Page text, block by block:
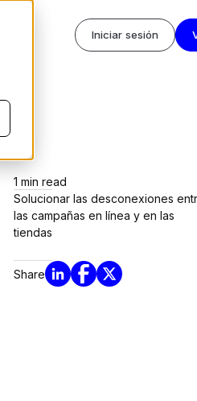
Iniciar sesión
1 min read
Solucionar las desconexiones
las campañas en línea y en las
tiendas
Share